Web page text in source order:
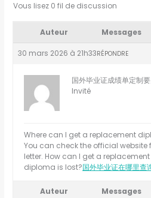
Vous lisez 0 fil de discussion
Auteur Messages
30 mars 2026 à 21h33RÉPONDRE
国外毕业证成绩单定制
Invité
Where can I get a replacement
You can check the official website
letter. How can I get a
diploma is lost?国外毕业证在哪里查
Auteur Messages